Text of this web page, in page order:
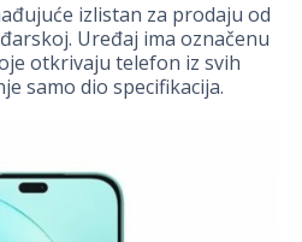
izlistan za prodaju od
Uređaj ima označenu
otkrivaju telefon iz svih
samo dio specifikacija.